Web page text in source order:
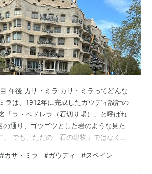
午後 カサ・ミラ カサ・ミラってどんな
ラは、1912年に完成したガウディ設計の
「ラ・ペドレラ（石切り場）」と呼ばれ
の通り、ゴツゴツとした岩のような見た
。 でも、ただの「石の建物」ではなく、
ろ①：波打つファサード（外観）—「ま
み出した建築」 まず外から見た瞬間、カ
#カサ・ミラ #ガウディ #スペイン